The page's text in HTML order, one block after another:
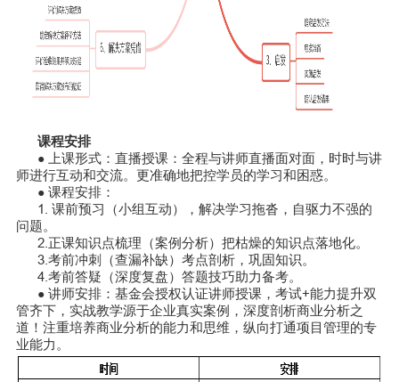
课程安排
●
上课形式：直播授课：全程与讲师直播面对面，时时与讲
师进行互动和交流。更准确地把控学员的学习和困惑。
● 课程安排：
1. 课前预习（小组互动），解决学习拖沓，自驱力不强的
问题。
2.正课知识点梳理（案例分析）把枯燥的知识点落地化。
3.考前冲刺（查漏补缺）考点剖析，巩固知识。
4.考前答疑（深度复盘）答题技巧助力备考。
● 讲师安排：基金会授权认证讲师授课，考试+能力提升双
管齐下，实战教学源于企业真实案例，深度剖析商业分析之
道！注重培养商业分析的能力和思维，纵向打通项目管理的专
业能力。